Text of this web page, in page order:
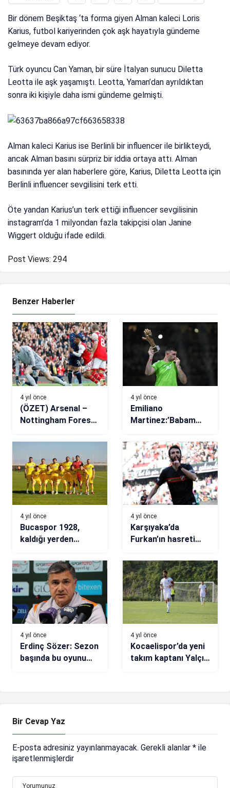
Bir dönem Beşiktaş ‘ta forma giyen Alman kaleci Loris
Karius, futbol kariyerinden çok aşk hayatıyla gündeme
gelmeye devam ediyor.
Türk oyuncu Can Yaman, bir süre İtalyan sunucu Diletta
Leotta ile aşk yaşamıştı. Leotta, Yaman’dan ayrıldıktan
sonra iki kişiyle daha ismi gündeme gelmişti.
Alman kaleci Karius ise Berlinli bir influencer ile birlikteydi,
ancak Alman basını sürpriz bir iddia ortaya attı. Alman
basınında yer alan haberlere göre, Karius, Diletta Leotta için
Berlinli influencer sevgilisini terk etti.
Öte yandan Karius’un terk ettiği influencer sevgilisinin
instagram’da 1 milyondan fazla takipçisi olan Janine
Wiggert olduğu ifade edildi.
Post Views: 294
Benzer Haberler
4 yıl önce
(ÖZET) Arsenal –
Nottingham Forest
4 yıl önce
Emiliano
Martinez:’Babam
ödeyemiyordu’
4 yıl önce
Bucaspor 1928,
kaldığı yerden
4 yıl önce
Karşıyaka’da
Furkan’ın hasreti
4 yıl önce
Erdinç Sözer: Sezon
başında bu oyunu
4 yıl önce
Kocaelispor’da yeni
takım kaptanı Yalçın
Bir Cevap Yaz
E-posta adresiniz yayınlanmayacak. Gerekli alanlar * ile
işaretlenmişlerdir
Yorumunuz